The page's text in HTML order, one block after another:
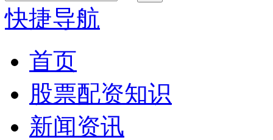
快捷导航
首页
股票配资知识
新闻资讯